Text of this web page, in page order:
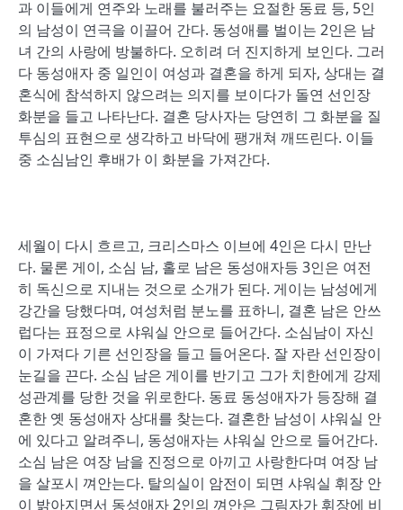
과 이들에게 연주와 노래를 불러주는 요절한 동료 등, 5인
의 남성이 연극을 이끌어 간다. 동성애를 벌이는 2인은 남
녀 간의 사랑에 방불하다. 오히려 더 진지하게 보인다. 그러
다 동성애자 중 일인이 여성과 결혼을 하게 되자, 상대는 결
혼식에 참석하지 않으려는 의지를 보이다가 돌연 선인장
화분을 들고 나타난다. 결혼 당사자는 당연히 그 화분을 질
투심의 표현으로 생각하고 바닥에 팽개쳐 깨뜨린다. 이들
중 소심남인 후배가 이 화분을 가져간다.
세월이 다시 흐르고, 크리스마스 이브에 4인은 다시 만난
다. 물론 게이, 소심 남, 홀로 남은 동성애자등 3인은 여전
히 독신으로 지내는 것으로 소개가 된다. 게이는 남성에게
강간을 당했다며, 여성처럼 분노를 표하니, 결혼 남은 안쓰
럽다는 표정으로 샤워실 안으로 들어간다. 소심남이 자신
이 가져다 기른 선인장을 들고 들어온다. 잘 자란 선인장이
눈길을 끈다. 소심 남은 게이를 반기고 그가 치한에게 강제
성관계를 당한 것을 위로한다. 동료 동성애자가 등장해 결
혼한 옛 동성애자 상대를 찾는다. 결혼한 남성이 샤워실 안
에 있다고 알려주니, 동성애자는 샤워실 안으로 들어간다.
소심 남은 여장 남을 진정으로 아끼고 사랑한다며 여장 남
을 살포시 껴안는다. 탈의실이 암전이 되면 샤워실 휘장 안
이 밝아지면서 동성애자 2인의 껴안은 그림자가 휘장에 비